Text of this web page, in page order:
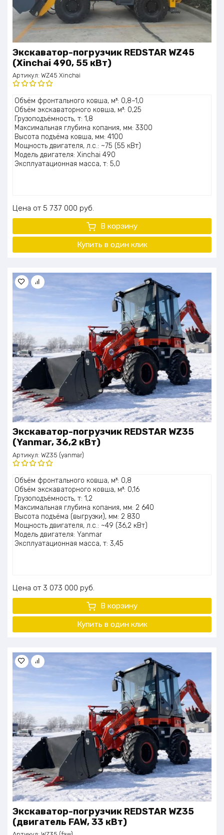
Экскаватор-погрузчик REDSTAR WZ45
(Xinchai 490, 55 кВт)
Артикул: WZ45 Xinchai
Оценка
5.00из 5
Объём фронтального ковша, м³: 0,8–1,0
Объём экскаваторного ковша, м³: 0,25
Грузоподъёмность, т: 1,8
Максимальная глубина копания, мм: 3300
Высота подъёма ковша, мм: 4100
Мощность двигателя, л.с.: ~75 (55 кВт)
Модель двигателя: Xinchai 490
Эксплуатационная масса, т: 5,0
Цена 5 737 000 руб.
В корзину
Купить в один клик
Экскаватор-погрузчик REDSTAR WZ35
(Yanmar, 36,2 кВт)
Артикул: WZ35 (yanmar)
Оценка
5.00из 5
Объём фронтального ковша, м³: 0,8
Объём экскаваторного ковша, м³: 0,16
Грузоподъёмность, т: 1,2
Максимальная глубина копания, мм: 2 640
Высота подъёма (выгрузки), мм: 2 830
Мощность двигателя, л.с.: ~49 (36,2 кВт)
Модель двигателя: Yanmar
Эксплуатационная масса, т: 3,45
Цена 3 073 000 руб.
В корзину
Купить в один клик
Экскаватор-погрузчик REDSTAR WZ35
(двигатель FAW, 33 кВт)